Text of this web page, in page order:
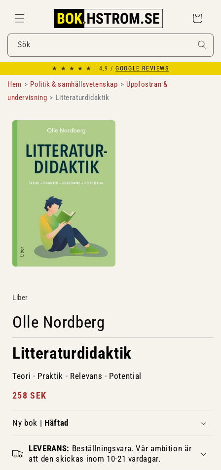
innehåll
Varukorg
Sök
★ ★ ★ ★ ★ | 4,9 /GOOGLE REVIEWS
Hem Politik & samhällsvetenskap
Uppfostran &
undervisning
Litteraturdidaktik
vidare till
Liber
Olle Nordberg
Litteraturdidaktik
Teori - Praktik - Relevans - Potential
Ordinarie
258 SEK
Ny bok | Häftad
LEVERANS: Beställningsvara. Vår ambition är
att den skickas inom 10-21 vardagar.